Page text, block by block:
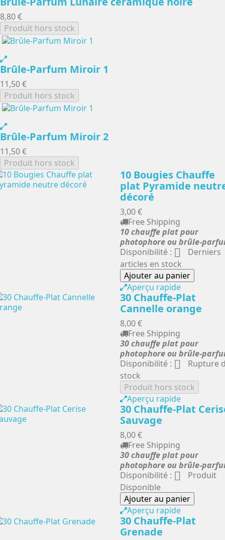
8,80 €
Produit hors stock
Brûle-Parfum Miroir 1
11,50 €
Produit hors stock
Brûle-Parfum Miroir 2
11,50 €
Produit hors stock
10 Bougies Chauffe
plat Pyramide
décoré
3,00 €
Free Shipping
10 chauffe plat pour
photophore ou brûle-
Disponibilité : 
Derniers
articles en stock
Ajouter au panier
Aperçu rapide
30 Chauffe-Plat
Cannelle orange
8,00 €
Free Shipping
30 chauffe plat pour
photophore ou brûle-
Disponibilité : 
Rupture
stock
Produit hors stock
Aperçu rapide
30 Chauffe-Plat
Sauvage
8,00 €
Free Shipping
30 chauffe plat pour
photophore ou brûle-
Disponibilité : 
Produit
Disponible
Ajouter au panier
Aperçu rapide
30 Chauffe-Plat
Grenade